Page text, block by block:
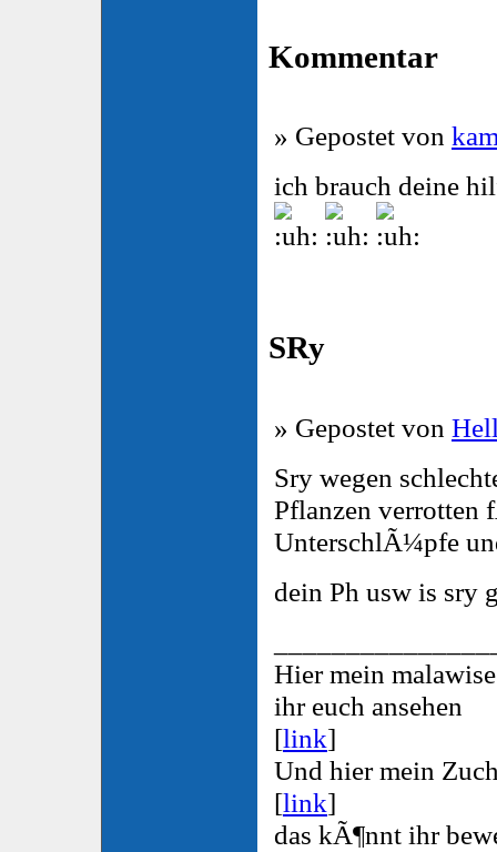
Kommentar
» Gepostet von
ich brauch deine
SRy
» Gepostet von
Sry wegen
Pflanzen verrotten
UnterschlÃ¼pfe
dein Ph usw is sry
Hier mein
ihr euch ansehen
[link]
Und hier mein
[link]
das kÃ¶nnt ihr